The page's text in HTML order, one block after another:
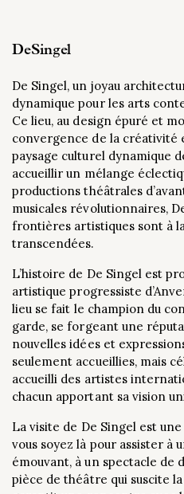
DeSingel
De Singel, un joyau
dynamique pour les arts
Ce lieu, au design épuré et
convergence de la créativité
paysage culturel dynamique
accueillir un mélange
productions théâtrales
musicales révolutionnaires,
frontières artistiques sont à
transcendées.
L’histoire de De Singel est
artistique progressiste
lieu se fait le champion du
garde, se forgeant une
nouvelles idées et
seulement accueillies, mais
accueilli des artistes
chacun apportant sa vision
La visite de De Singel est
vous soyez là pour assister à
émouvant, à un spectacle de
pièce de théâtre qui suscite